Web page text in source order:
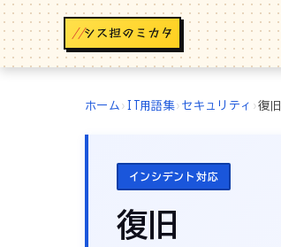
//
ホーム › IT用語集› セキュリティ ›復旧
インシデント対応
復旧